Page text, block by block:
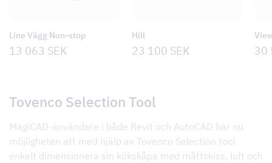
Line Vägg Non-stop
13 063 SEK
Hill
23 100 SEK 30
Tovenco Selection Tool
MagiCAD-användare i både Revit och AutoCAD har nu
möjligheten att med hjälp av Tovenco Selection tool
enkelt dimensionera sin kökskåpa med måttskiss, luft och